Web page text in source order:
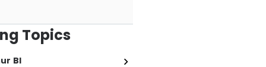
Topics
BI